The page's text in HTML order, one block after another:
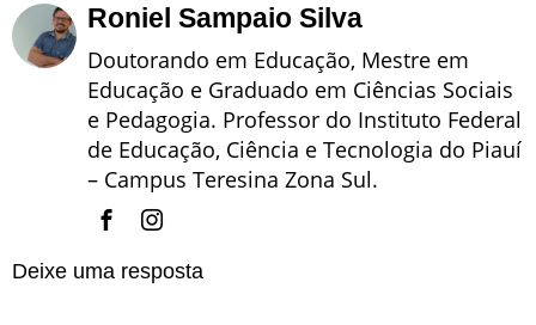
Roniel Sampaio Silva
Doutorando em Educação, Mestre em
Educação e Graduado em Ciências Sociais
e Pedagogia. Professor do Instituto Federal
de Educação, Ciência e Tecnologia do Piauí
– Campus Teresina Zona Sul.
Deixe uma resposta